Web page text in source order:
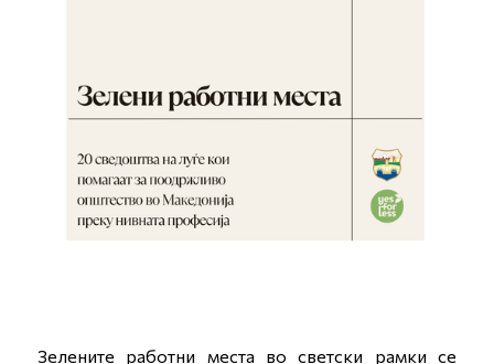
Зелените работни места во светски рамки се